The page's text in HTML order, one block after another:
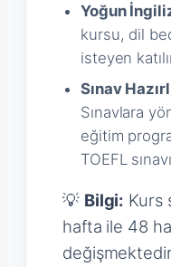
Yoğun
kursu, dil
isteyen
Sınav
Sınavlara
eğitim
TOEFL
💡 Bilgi: Kurs
hafta ile 48